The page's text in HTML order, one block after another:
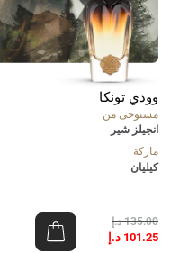
وودي تونكا
مستوحى من
انجيلز شير
ماركة
كيليان
135.00 د.إ
101.25 د.إ